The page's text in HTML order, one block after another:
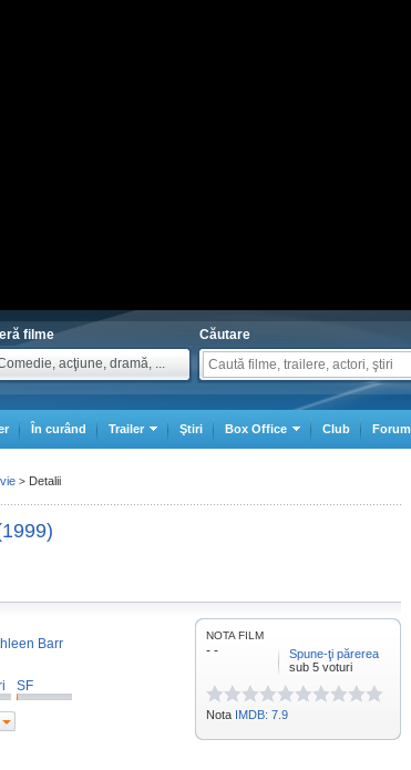
filme
acţiune, dramă, ...
Căutare
În curând Trailer Ştiri Box Office Club Forum
Barr
SF
NOTA FILM
- -
Spune-ţi părerea
sub 5 voturi
Nota IMDB: 7.9
> Detalii